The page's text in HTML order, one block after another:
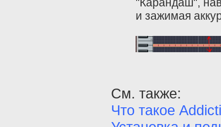
"Карандаш",
и зажимая
См. также:
Что такое